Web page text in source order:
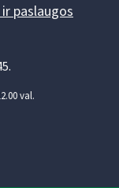
paslaugos
val.